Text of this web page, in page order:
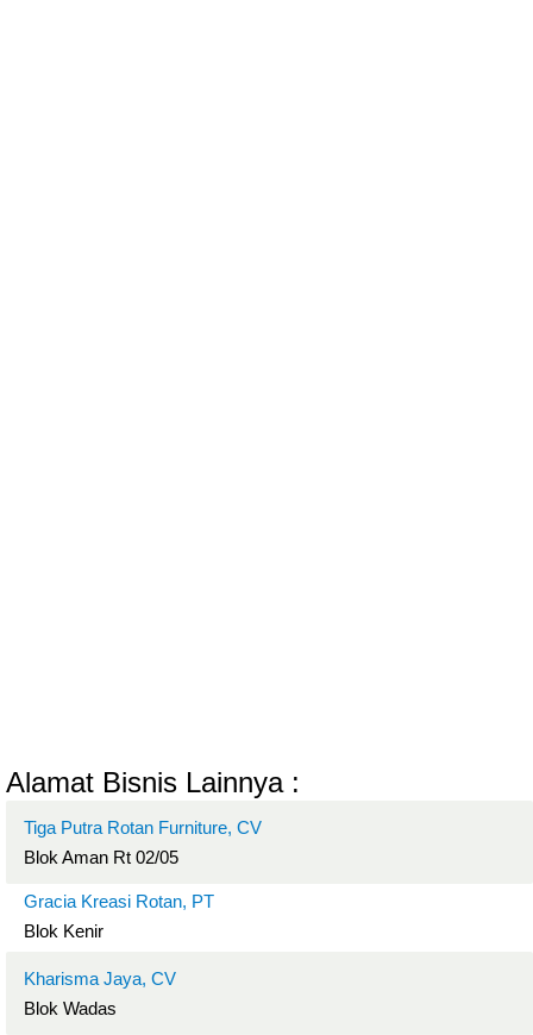
Alamat Bisnis Lainnya :
Tiga Putra Rotan Furniture, CV
Blok Aman Rt 02/05
Gracia Kreasi Rotan, PT
Blok Kenir
Kharisma Jaya, CV
Blok Wadas